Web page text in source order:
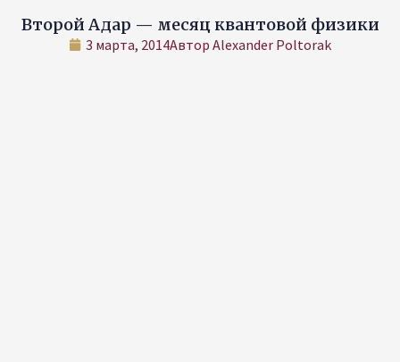
Второй Адар — месяц квантовой физики
3 марта, 2014Автор Alexander Poltorak